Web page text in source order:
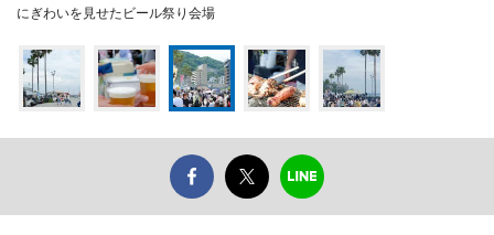
にぎわいを見せたビール祭り会場